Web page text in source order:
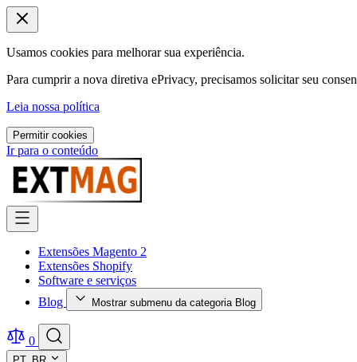
Usamos cookies para melhorar sua experiência.
Para cumprir a nova diretiva ePrivacy, precisamos solicitar seu
Leia nossa política
Permitir cookies
Ir para o conteúdo
Extensões Magento 2
Extensões Shopify
Software e serviços
Blog
Mostrar submenu da categoria Blog
0